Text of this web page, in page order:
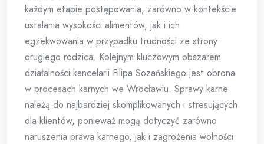
każdym etapie postępowania, zarówno w kontekście
ustalania wysokości alimentów, jak i ich
egzekwowania w przypadku trudności ze strony
drugiego rodzica. Kolejnym kluczowym obszarem
działalności kancelarii Filipa Sozańskiego jest obrona
w procesach karnych we Wrocławiu. Sprawy karne
należą do najbardziej skomplikowanych i stresujących
dla klientów, ponieważ mogą dotyczyć zarówno
naruszenia prawa karnego, jak i zagrożenia wolności